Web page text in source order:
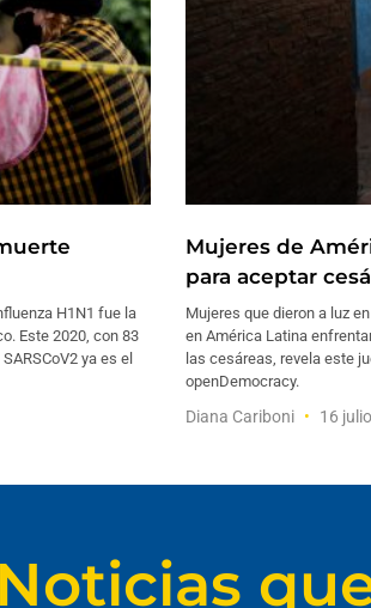
H1N1 fue la
Este 2020, con 83
ya es el
Mujeres de
para aceptar
Mujeres que dieron a luz
en América Latina
las cesáreas, revela este
openDemocracy.
Diana Cariboni 16
Noticias